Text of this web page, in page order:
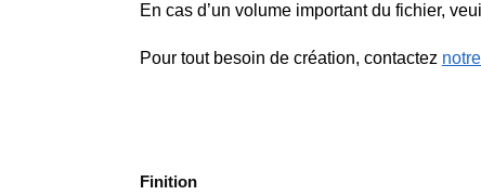
En cas d’un volume important du fichier,
Pour tout besoin de création, contactez
Finition